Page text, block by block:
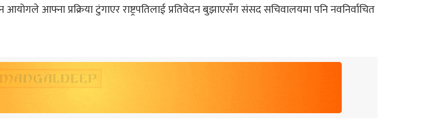
आफ्ना प्रक्रिया टुंगाएर राष्ट्रपतिलाई प्रतिवेदन बुझाएसँग संसद सचिवालयमा पनि नवनिर्वाचित